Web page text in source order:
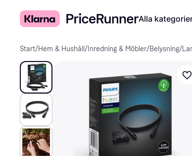
Alla
Start/Hem & Hushåll / Inredning & Möbler/Belysning/